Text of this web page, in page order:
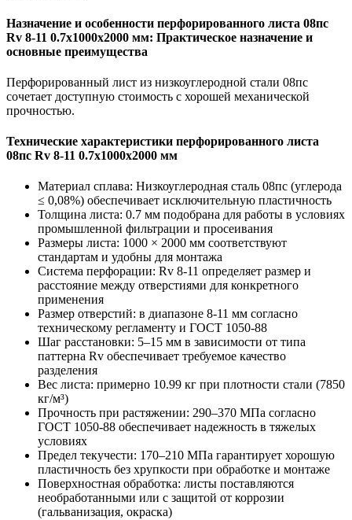
Назначение и особенности перфорированного листа 08пс
Rv 8-11 0.7х1000х2000 мм: Практическое назначение и
основные преимущества
Перфорированный лист из низкоуглеродной стали 08пс
сочетает доступную стоимость с хорошей механической
прочностью.
Технические характеристики перфорированного листа
08пс Rv 8-11 0.7х1000х2000 мм
Материал сплава: Низкоуглеродная сталь 08пс (углерода
≤ 0,08%) обеспечивает исключительную пластичность
Толщина листа: 0.7 мм подобрана для работы в условиях
промышленной фильтрации и просеивания
Размеры листа: 1000 × 2000 мм соответствуют
стандартам и удобны для монтажа
Система перфорации: Rv 8-11 определяет размер и
расстояние между отверстиями для конкретного
применения
Размер отверстий: в диапазоне 8-11 мм согласно
техническому регламенту и ГОСТ 1050-88
Шаг расстановки: 5–15 мм в зависимости от типа
паттерна Rv обеспечивает требуемое качество
разделения
Вес листа: примерно 10.99 кг при плотности стали (7850
кг/м³)
Прочность при растяжении: 290–370 МПа согласно
ГОСТ 1050-88 обеспечивает надежность в тяжелых
условиях
Предел текучести: 170–210 МПа гарантирует хорошую
пластичность без хрупкости при обработке и монтаже
Поверхностная обработка: листы поставляются
необработанными или с защитой от коррозии
(гальванизация, окраска)